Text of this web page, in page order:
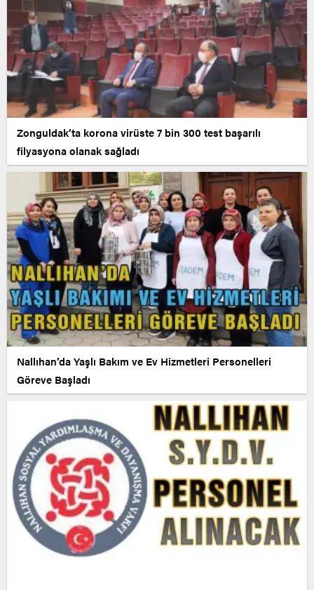
Zonguldak’ta korona virüste 7 bin 300 test başarılı
filyasyona olanak sağladı
Nallıhan’da Yaşlı Bakım ve Ev Hizmetleri Personelleri
Göreve Başladı